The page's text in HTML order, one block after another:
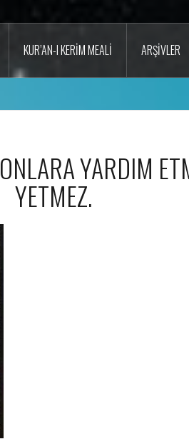
KUR’AN-I KERIM MEALI ARŞIVLER
YARDIM
YETMEZ.